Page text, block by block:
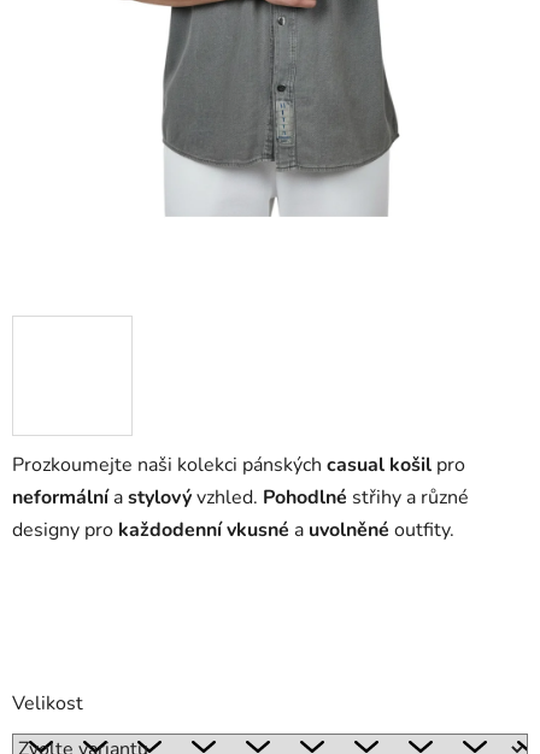
Prozkoumejte naši kolekci pánských casual košil pro
neformálníastylovývzhled. Pohodlné střihy a různé
designy pro každodennívkusné a uvolněné outfity.
Velikost